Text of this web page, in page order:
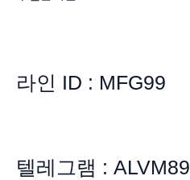
라인 ID : MFG99
텔레그램 : ALVM89